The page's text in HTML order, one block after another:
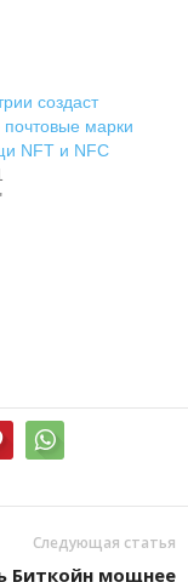
создаст
марки
NFT и NFC
Следующая статья
Биткойн мощнее